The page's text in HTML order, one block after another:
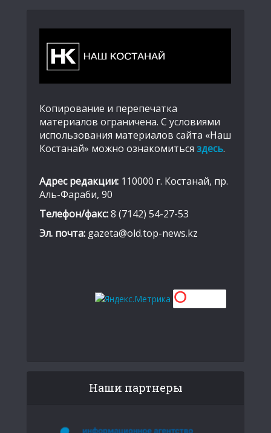
Копирование и перепечатка
материалов ограничена. С условиями
использования материалов сайта «Наш
Костанай» можно ознакомиться здесь.
Адрес редакции: 110000 г. Костанай, пр.
Аль-Фараби, 90
Телефон/факс:8 (7142) 54-27-53
Эл. почта: gazeta@old.top-news.kz
Наши партнеры